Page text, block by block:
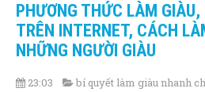
PHƯƠNG THỨC LÀM
TRÊN INTERNET, CÁCH
NHỮNG NGƯỜI GIÀU
23:03 bí quyết làm giàu nhanh